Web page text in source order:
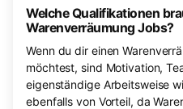
Welche Qualifikationen
Warenverräumung Jobs?
Wenn du dir einen
möchtest, sind Motivation,
eigenständige Arbeitsweise
ebenfalls von Vorteil, da